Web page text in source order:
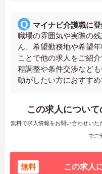
マイナビ介護職に
職場の雰囲気や実際の
ん、希望勤務地や希望
ことで他の求人をご紹
程調整や条件交渉など
動がしたい方におすすめ
この求人につい
無料で求人情報をお問い合わせい
でご
無料 この求人